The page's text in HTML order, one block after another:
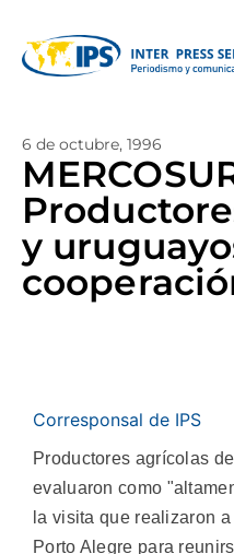
6 de octubre, 1996
y
Corresponsal de IPS
Productores agrícolas
evaluaron como
la visita que realizaron
Porto Alegre para